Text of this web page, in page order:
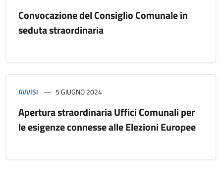
Convocazione del Consiglio Comunale in
seduta straordinaria
AVVISI 5 GIUGNO 2024
Apertura straordinaria Uffici Comunali per
le esigenze connesse alle Elezioni Europee